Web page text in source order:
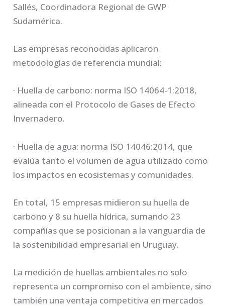
Sallés, Coordinadora Regional de GWP
Sudamérica.
Las empresas reconocidas aplicaron
metodologías de referencia mundial:
· Huella de carbono: norma ISO 14064-1:2018,
alineada con el Protocolo de Gases de Efecto
Invernadero.
· Huella de agua: norma ISO 14046:2014, que
evalúa tanto el volumen de agua utilizado como
los impactos en ecosistemas y comunidades.
En total, 15 empresas midieron su huella de
carbono y 8 su huella hídrica, sumando 23
compañías que se posicionan a la vanguardia de
la sostenibilidad empresarial en Uruguay.
La medición de huellas ambientales no solo
representa un compromiso con el ambiente, sino
también una ventaja competitiva en mercados